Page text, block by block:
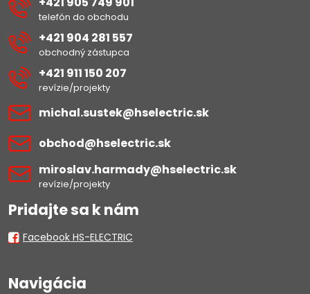
telefón do obchodu
+421 904 281 557
obchodný zástupca
+421 911 150 207
revízie/projekty
michal​.sustek​@hselectric​.sk
obchod​@hselectric​.sk
miroslav​.harmady​@hselectric​.sk
revízie/projekty
Pridajte sa k nám
Facebook HS-ELECTRIC
Navigácia